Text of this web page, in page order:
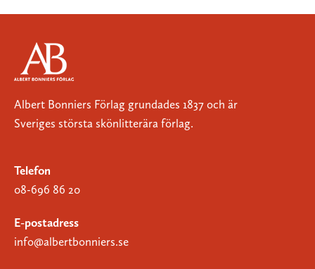
Albert Bonniers Förlag grundades 1837 och är
Sveriges största skönlitterära förlag.
Telefon
08-696 86 20
E-postadress
info@albertbonniers.se